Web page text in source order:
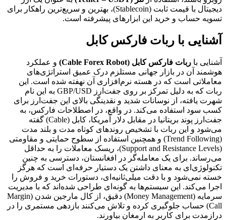
دیجیتال با قیمت ثابت (Stablecoin)، بهترین و سریع‌ترین راهکار برای
تسویه حساب و خرید این ابزارهای پیشرفته است.
آشنایی با ربات فارکس کابل
آشنایی با ربات فارکس کابل (Cable Forex Robot)
و عملکرد
هوشمند آن در بازار جهانی مستلزم درک عمیق استراتژی‌های
معاملاتی است که در هسته نرم‌افزاری آن نهفته شده است. این
ربات که به دلیل تمرکز بر روی جفت‌ارز GBP/USD به این نام
شهرت یافته، از نوسانات شدید و نقدینگی بالای این جفت‌ارز برای
کسب سود استفاده می‌کند. در واقع، در اصطلاحات فارکس، به
جفت‌ارز پوند بریتانیا در مقابل دلار آمریکا، کابل (Cable) گفته
می‌شود و این ربات با تشخیص روندهای کوتاه مدت و بلند مدت
(Trend Following) و همچنین استفاده از سطوح حمایتی و مقاومتی
(Support and Resistance Levels)، ریسک معاملات را به حداقل
می‌رساند. برای یک معامله‌گر در افغانستان، دسترسی به چنین
تکنولوژی‌ای به معنای داشتن یک دستیار حرفه‌ای است که هرگز
خسته نمی‌شود و با دقت میلی‌ثانیه‌ای، دستورات خرید و فروش را
اجرا می‌کند. این سیستم‌ها به گونه‌ای طراحی شده‌اند که با مدیریت
سرمایه (Money Management) دقیق، از کال مارجین شدن (Margin
Call) حساب جلوگیری کرده و تلاش می‌کنند بازدهی مستمری را در
درازمدت برای کاربر به ارمغان بیاورند.